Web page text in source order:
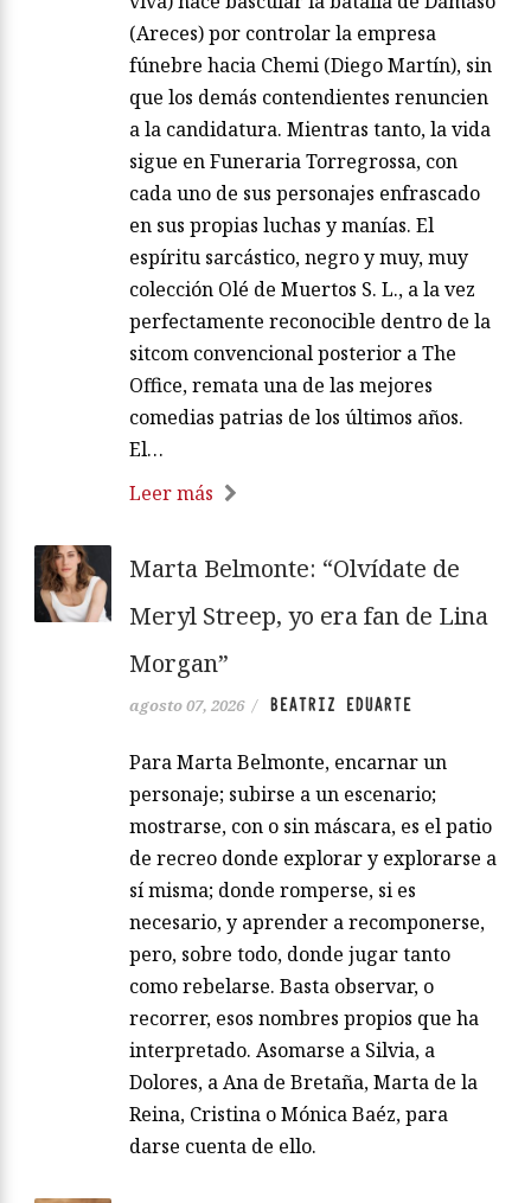
(Areces) por controlar la empresa
fúnebre hacia Chemi (Diego Martín), sin
que los demás contendientes renuncien
a la candidatura. Mientras tanto, la vida
sigue en Funeraria Torregrossa, con
cada uno de sus personajes enfrascado
en sus propias luchas y manías. El
espíritu sarcástico, negro y muy, muy
colección Olé de Muertos S. L., a la vez
perfectamente reconocible dentro de la
sitcom convencional posterior a The
Office, remata una de las mejores
comedias patrias de los últimos años.
El…
Leer más
Marta Belmonte: “Olvídate de
Meryl Streep, yo era fan de Lina
Morgan”
agosto 07, 2026 / BEATRIZ EDUARTE
Para Marta Belmonte, encarnar un
personaje; subirse a un escenario;
mostrarse, con o sin máscara, es el patio
de recreo donde explorar y explorarse a
sí misma; donde romperse, si es
necesario, y aprender a recomponerse,
pero, sobre todo, donde jugar tanto
como rebelarse. Basta observar, o
recorrer, esos nombres propios que ha
interpretado. Asomarse a Silvia, a
Dolores, a Ana de Bretaña, Marta de la
Reina, Cristina o Mónica Baéz, para
darse cuenta de ello.